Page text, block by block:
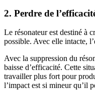
2. Perdre de
Le résonateur est destiné à
possible. Avec elle intacte,
Avec la suppression du
baisse d’efficacité. Cette
travailler plus fort pour
l’impact est si mineur qu’il